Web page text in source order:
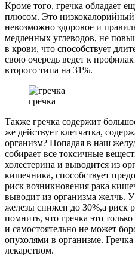
Кроме того, гречка обладает
плюсом. Это низкокалорийный
невозможно здоровое и
медленных углеводов, не
в крови, что способствует
свою очередь ведет к
второго типа на 31%.
гречка
Также гречка содержит
же действует клетчатка,
организм? Попадая в наш
собирает все токсичные
холестерина и выводится из
кишечника, способствует
риск возникновения рака
выводит из организма желчь.
железы снижен до 30%,а риск
помнить, что гречка это
и самостоятельно не может
опухолями в организме.
лекарством.